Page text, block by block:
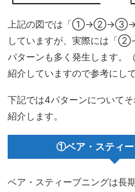
上記の図では「
していますが、実際には
パターンも多く発生します。
紹介していますので参考にし
下記では4パターンについて
紹介します。
①ベア・スティ
ベア・スティープニングは長